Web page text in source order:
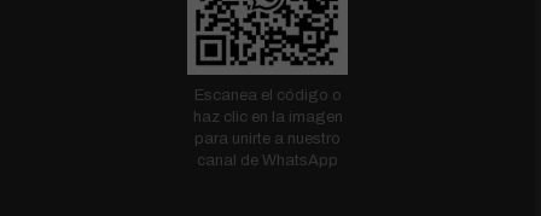
Escanea el código o
haz clic en la imagen
para unirte a nuestro
canal de WhatsApp